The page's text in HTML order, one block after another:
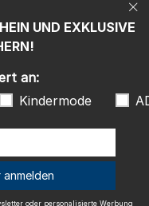
mit Wirkung für die
mitUND EXKLUSIVE
an:
Kindermode
oder personalisierte Werbung